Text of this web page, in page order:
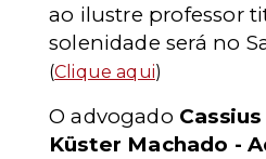
ao ilustre professor
solenidade será no
(Clique aqui)
O advogado
Küster Machado -